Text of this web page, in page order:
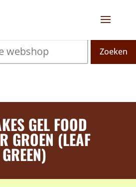
Zoeken
GEL FOOD
GROEN (LEAF
GREEN)